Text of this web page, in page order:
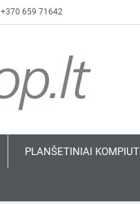
+370 659 71642
PLANŠETINIAI